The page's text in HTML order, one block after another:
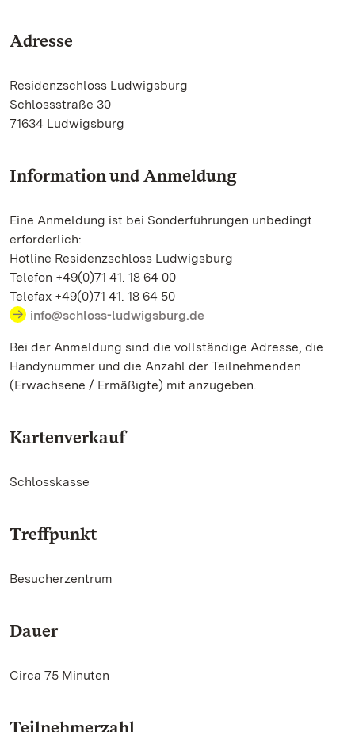
Adresse
Residenzschloss Ludwigsburg
Schlossstraße 30
71634 Ludwigsburg
Information und Anmeldung
Eine Anmeldung ist bei Sonderführungen unbedingt
erforderlich:
Hotline Residenzschloss Ludwigsburg
Telefon +49(0)71 41. 18 64 00
Telefax +49(0)71 41. 18 64 50
info@schloss-ludwigsburg.de
Bei der Anmeldung sind die vollständige Adresse, die
Handynummer und die Anzahl der Teilnehmenden
(Erwachsene / Ermäßigte) mit anzugeben.
Kartenverkauf
Schlosskasse
Treffpunkt
Besucherzentrum
Dauer
Circa 75 Minuten
Teilnehmerzahl